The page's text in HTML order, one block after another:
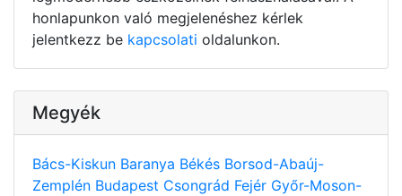
honlapunkon való megjelenéshez kérlek
jelentkezz be kapcsolati oldalunkon.
Megyék
Bács-Kiskun Baranya Békés Borsod-Abaúj-
Zemplén Budapest Csongrád Fejér Győr-Moson-